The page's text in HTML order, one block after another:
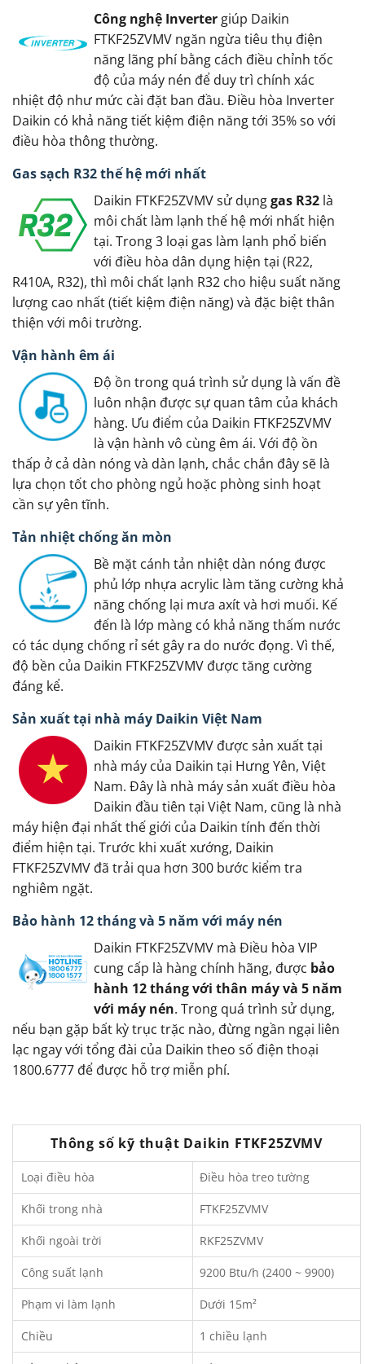
Công nghệ Inverter giúp Daikin
FTKF25ZVMV ngăn ngừa tiêu thụ điện
năng lãng phí bằng cách điều chỉnh tốc
độ của máy nén để duy trì chính xác
nhiệt độ như mức cài đặt ban đầu. Điều hòa Inverter
Daikin có khả năng tiết kiệm điện năng tới 35% so với
điều hòa thông thường.
Gas sạch R32 thế hệ mới nhất
Daikin FTKF25ZVMV sử dụnggas R32 là
môi chất làm lạnh thế hệ mới nhất hiện
tại. Trong 3 loại gas làm lạnh phổ biến
với điều hòa dân dụng hiện tại (R22,
R410A, R32), thì môi chất lạnh R32 cho hiệu suất năng
lượng cao nhất (tiết kiệm điện năng) và đặc biệt thân
thiện với môi trường.
Vận hành êm ái
Độ ồn trong quá trình sử dụng là vấn đề
luôn nhận được sự quan tâm của khách
hàng. Ưu điểm của Daikin FTKF25ZVMV
là vận hành vô cùng êm ái. Với độ ồn
thấp ở cả dàn nóng và dàn lạnh, chắc chắn đây sẽ là
lựa chọn tốt cho phòng ngủ hoặc phòng sinh hoạt
cần sự yên tĩnh.
Tản nhiệt chống ăn mòn
Bề mặt cánh tản nhiệt dàn nóng được
phủ lớp nhựa acrylic làm tăng cường khả
năng chống lại mưa axít và hơi muối. Kế
đến là lớp màng có khả năng thấm nước
có tác dụng chống rỉ sét gây ra do nước đọng. Vì thế,
độ bền của Daikin FTKF25ZVMV được tăng cường
đáng kể.
Sản xuất tại nhà máy Daikin Việt Nam
Daikin FTKF25ZVMV được sản xuất tại
nhà máy của Daikin tại Hưng Yên, Việt
Nam. Đây là nhà máy sản xuất điều hòa
Daikin đầu tiên tại Việt Nam, cũng là nhà
máy hiện đại nhất thế giới của Daikin tính đến thời
điểm hiện tại. Trước khi xuất xướng, Daikin
FTKF25ZVMV đã trải qua hơn 300 bước kiểm tra
nghiêm ngặt.
Bảo hành 12 tháng và 5 năm với máy nén
Daikin FTKF25ZVMV mà Điều hòa VIP
cung cấp là hàng chính hãng, được bảo
hành 12 tháng với thân máy và 5 năm
với máy nén. Trong quá trình sử dụng,
nếu bạn gặp bất kỳ trục trặc nào, đừng ngần ngại liên
lạc ngay với tổng đài của Daikin theo số điện thoại
1800.6777 để được hỗ trợ miễn phí.
Thông số kỹ thuật Daikin FTKF25ZVMV
Loại điều hòa Điều hòa treo tường
Khối trong nhà FTKF25ZVMV
Khối ngoài trời RKF25ZVMV
Công suất lạnh 9200 Btu/h (2400 ~ 9900)
Phạm vi làm lạnh Dưới 15m²
Chiều 1 chiều lạnh